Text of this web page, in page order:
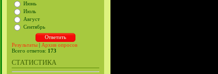
Июнь
Июль
Август
Сентябрь
Результаты | Архив опросов
Всего ответов: 173
СТАТИСТИКА